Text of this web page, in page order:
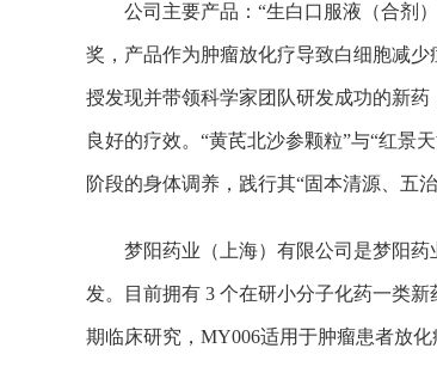
公司主要产品：“生白口服液（合剂
奖，产品作为肿瘤放化疗导致白细胞减
授发现并带领科学家团队研发成功的新
良好的疗效。“黄芪北沙参颗粒”与“红
阶段的身体调养，践行其“固本清源、五治
梦阳药业（上海）有限公司是梦阳
发。目前拥有 3 个在研小分子化药一类
期临床研究，MY006适用于肿瘤患者放